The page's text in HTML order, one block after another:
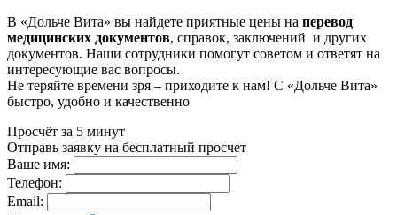
В «Дольче Вита» вы найдете приятные цены на перевод
медицинских документов, справок, заключений и других
документов. Наши сотрудники помогут советом и ответят на
интересующие вас вопросы.
Не теряйте времени зря – приходите к нам! С «Дольче Вита»
быстро, удобно и качественно
Просчёт за 5 минут
Отправь заявку на бесплатный просчет
Ваше имя:
Телефон:
Email: